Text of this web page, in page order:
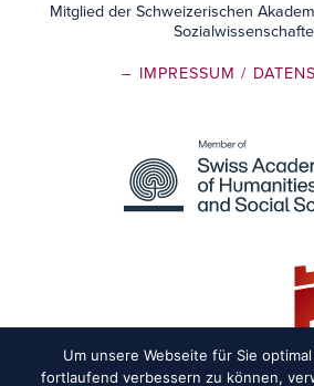
Mitglied der Schweizerischen
– IMPRESSUM/
Um unsere Webseite für Sie
fortlaufend verbessern zu können,